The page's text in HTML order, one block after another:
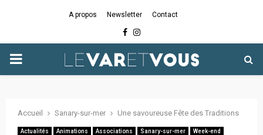
A propos Newsletter Contact
Facebook
Instagram
PRIMARY
Accueil Sanary-sur-mer Une savoureuse Fête des Traditions
Actualités Animations Associations Sanary-sur-mer Week-end